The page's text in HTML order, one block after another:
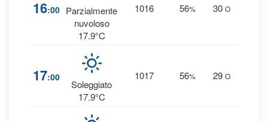
16:00 Parzialmente
nuvoloso
17.9°C
1016 56% 30 O
17:00
Soleggiato
17.9°C
1017 56% 29 O